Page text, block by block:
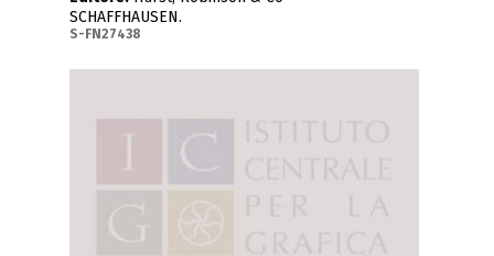
SCHAFFHAUSEN.
S-FN27438